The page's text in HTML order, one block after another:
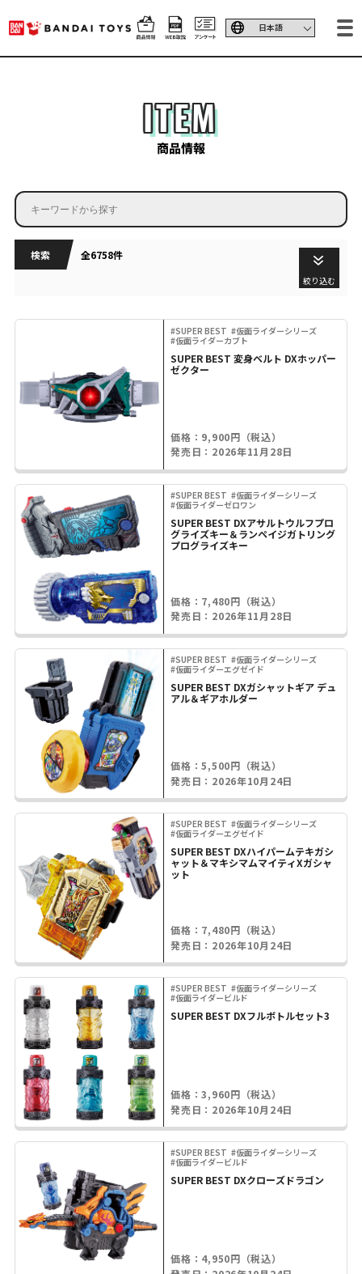
ITEM
商品情報
検索 全6758件
絞り込む
#SUPER BEST #仮面ライダーシリーズ
#仮面ライダーカブト
SUPER BEST 変身ベルト DXホッパー
ゼクター
価格：9,900円（税込）
発売日：2026年11月28日
#SUPER BEST #仮面ライダーシリーズ
#仮面ライダーゼロワン
SUPER BEST DXアサルトウルフプロ
グライズキー＆ランペイジガトリング
プログライズキー
価格：7,480円（税込）
発売日：2026年11月28日
#SUPER BEST #仮面ライダーシリーズ
#仮面ライダーエグゼイド
SUPER BEST DXガシャットギア デュ
アル＆ギアホルダー
価格：5,500円（税込）
発売日：2026年10月24日
#SUPER BEST #仮面ライダーシリーズ
#仮面ライダーエグゼイド
SUPER BEST DXハイパームテキガシ
ャット＆マキシマムマイティXガシャ
ット
価格：7,480円（税込）
発売日：2026年10月24日
#SUPER BEST #仮面ライダーシリーズ
#仮面ライダービルド
SUPER BEST DXフルボトルセット3
価格：3,960円（税込）
発売日：2026年10月24日
#SUPER BEST #仮面ライダーシリーズ
#仮面ライダービルド
SUPER BEST DXクローズドラゴン
価格：4,950円（税込）